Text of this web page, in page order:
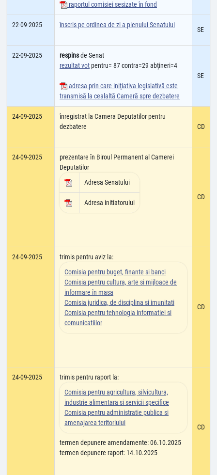
raportul comisiei sesizate în fond
22-09-2025 înscris pe ordinea de zi a plenului Senatului
SE
22-09-2025 respinsde Senat
rezultat vot pentru= 87 contra=29 abțineri=4
adresa prin care iniţiativa legislativă este
transmisă la cealaltă Cameră spre dezbatere
SE
24-09-2025
înregistrat la Camera Deputatilor pentru
dezbatere
CD
24-09-2025
prezentare în Biroul Permanent al Camerei
Deputatilor
Adresa Senatului
Adresa initiatorului
CD
24-09-2025
trimis pentru aviz la:
Comisia pentru buget, finante si banci
Comisia pentru cultura, arte si mijloace de
informare în masa
Comisia juridica, de disciplina si imunitati
Comisia pentru tehnologia informatiei si
comunicatiilor
CD
24-09-2025
trimis pentru raport la:
Comisia pentru agricultura, silvicultura,
industrie alimentara si servicii specifice
Comisia pentru administratie publica si
amenajarea teritoriului
termen depunere amendamente: 06.10.2025
termen depunere raport: 14.10.2025
CD